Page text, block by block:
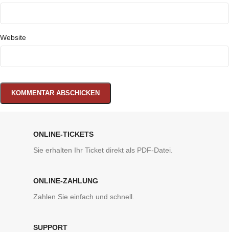
Website
ONLINE-TICKETS
Sie erhalten Ihr Ticket direkt als PDF-Datei.
ONLINE-ZAHLUNG
Zahlen Sie einfach und schnell.
SUPPORT